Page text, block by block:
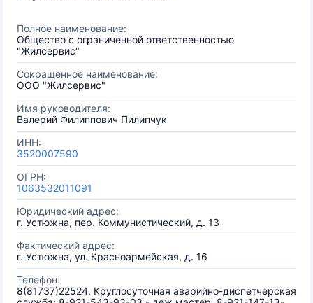
Полное наименование:
Общество с ограниченной ответственностью
"Жилсервис"
Сокращенное наименование:
ООО "Жилсервис"
Имя руководителя:
Валерий Филиппович Пилипчук
ИНН:
3520007590
ОГРН:
1063532011091
Юридический адрес:
г. Устюжна, пер. Коммунистический, д. 13
Фактический адрес:
г. Устюжна, ул. Красноармейская, д. 16
Телефон:
8(81737)22524. Круглосуточная аварийно-диспетчерская